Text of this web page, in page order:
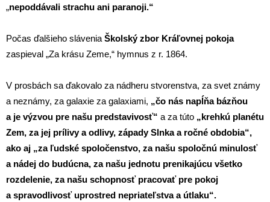
„nepoddávali strachu ani paranoji.“
Počas ďalšieho slávenia Školský zbor Kráľovnej pokoja
zaspieval „Za krásu Zeme,“ hymnus z r. 1864.
V prosbách sa ďakovalo za nádheru stvorenstva, za svet známy
a neznámy, za galaxie za galaxiami, „čo nás napĺňa bázňou
a je výzvou pre našu predstavivosť“ a za túto „krehkú planétu
Zem, za jej prílivy a odlivy, západy Slnka a ročné obdobia“,
ako aj „za ľudské spoločenstvo, za našu spoločnú minulosť
a nádej do budúcna, za našu jednotu prenikajúcu všetko
rozdelenie, za našu schopnosť pracovať pre pokoj
a spravodlivosť uprostred nepriateľstva a útlaku“.